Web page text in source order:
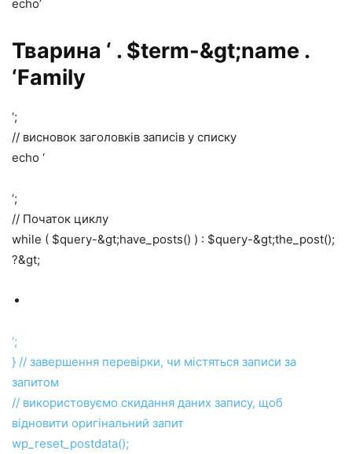
echo’
Тварина ‘ . $term-&gt;name .
‘Family
‘;
// висновок заголовків записів у списку
echo ‘
‘;
// Початок циклу
while ( $query-&gt;have_posts() ) : $query-&gt;the_post();
?&gt;
‘;
} // завершення перевірки, чи містяться записи за
запитом
// використовуємо скидання даних запису, щоб
відновити оригінальний запит
wp_reset_postdata();